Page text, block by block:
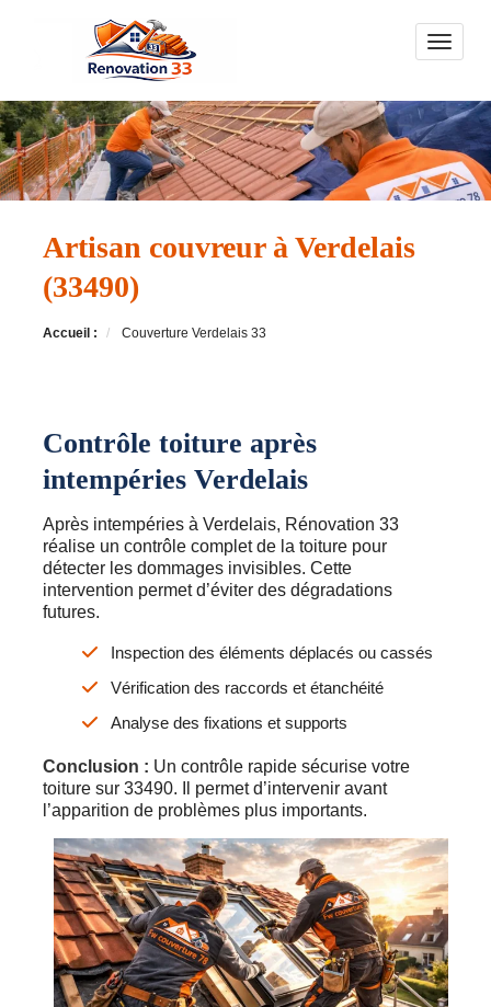
Toggle
Artisan couvreur à Verdelais
(33490)
Accueil : Couverture Verdelais 33
Contrôle toiture après
intempéries Verdelais
Après intempéries à Verdelais, Rénovation 33
réalise un contrôle complet de la toiture pour
détecter les dommages invisibles. Cette
intervention permet d’éviter des dégradations
futures.
Inspection des éléments déplacés ou cassés
Vérification des raccords et étanchéité
Analyse des fixations et supports
Conclusion : Un contrôle rapide sécurise votre
toiture sur 33490. Il permet d’intervenir avant
l’apparition de problèmes plus importants.